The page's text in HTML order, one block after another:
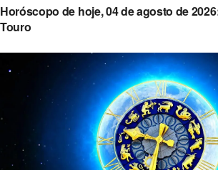
Horóscopo de hoje, 04 de agosto de
Touro